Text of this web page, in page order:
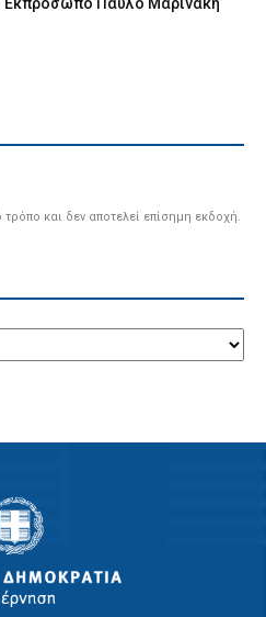
και δεν αποτελεί επίσημη εκδοχή.